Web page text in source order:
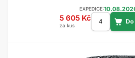
EXPEDICE:
5 605 Kč
za kus